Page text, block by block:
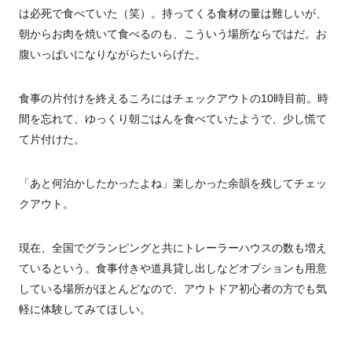
は必死で食べていた（笑）。持ってくる食材の量は難しいが、
朝からお肉を焼いて食べるのも、こういう場所ならではだ。お
腹いっぱいになりながらたいらげた。
食事の片付けを終えるころにはチェックアウトの10時目前。時
間を忘れて、ゆっくり朝ごはんを食べていたようで、少し慌て
て片付けた。
「あと何泊かしたかったよね」楽しかった余韻を残してチェッ
クアウト。
現在、全国でグランピングと共にトレーラーハウスの数も増え
ているという。食事付きや道具貸し出しなどオプションも用意
している場所がほとんどなので、アウトドア初心者の方でも気
軽に体験してみてほしい。